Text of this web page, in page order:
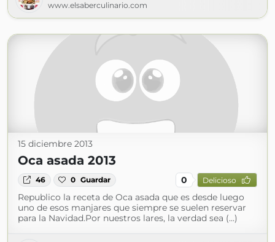
www.elsaberculinario.com
15 diciembre 2013
Oca asada 2013
46 0 Guardar 0 Delicioso
Republico la receta de Oca asada que es desde luego
uno de esos manjares que siempre se suelen reservar
para la Navidad.Por nuestros lares, la verdad sea (...)